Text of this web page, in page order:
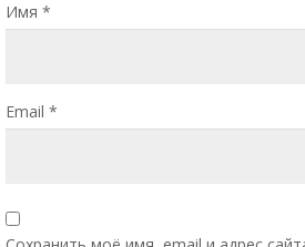
Имя *
Email *